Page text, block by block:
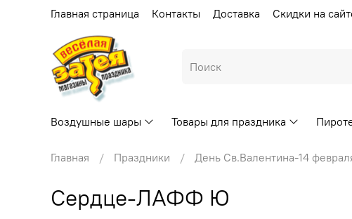
Главная страница Контакты Доставка Скидки на
Воздушные шары Товары для праздника
Главная Праздники День Св.Валентина-14
Сердце-ЛАФФ Ю